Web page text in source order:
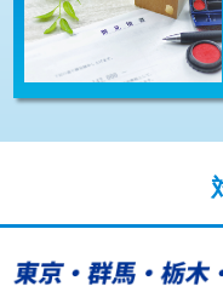
給水管工事※（バンド止
給水管工事※（支持金
業)
給水管工事※（塩ビ管